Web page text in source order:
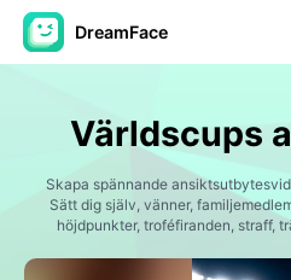
DreamFace
Avatar Video
AI-video
Världscups
Skapa spännande
Sätt dig själv, vänner,
höjdpunkter, troféfiranden, straff,
sportinnehåll som kan delas för